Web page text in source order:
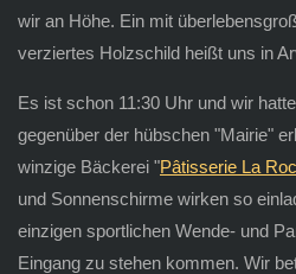
wir an Höhe. Ein mit
verziertes Holzschild heißt uns in
Es ist schon 11:30 Uhr und wir
gegenüber der hübschen "Mairie"
winzige Bäckerei "Pâtisserie La
und Sonnenschirme wirken so
einzigen sportlichen Wende- und
Eingang zu stehen kommen. Wir